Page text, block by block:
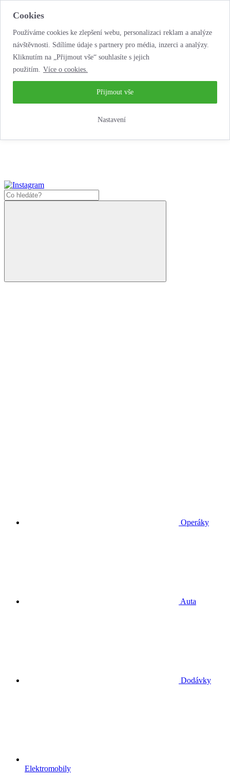
Cookies
Používáme cookies ke zlepšení webu, personalizaci reklam a analýze
návštěvnosti. Sdílíme údaje s partnery pro média, inzerci a analýzy.
Kliknutím na „Přijmout vše“ souhlasíte s jejich
použitím. Více o cookies.
Nastavení
Přijmout vše
...neobyčejná jízda životem!
Operáky
Auta
Dodávky
Elektromobily